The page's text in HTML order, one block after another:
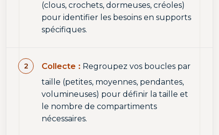
(clous, crochets, dormeuses, créoles)
pour identifier les besoins en supports
spécifiques.
Collecte : Regroupez vos boucles par
taille (petites, moyennes, pendantes,
volumineuses) pour définir la taille et
le nombre de compartiments
nécessaires.